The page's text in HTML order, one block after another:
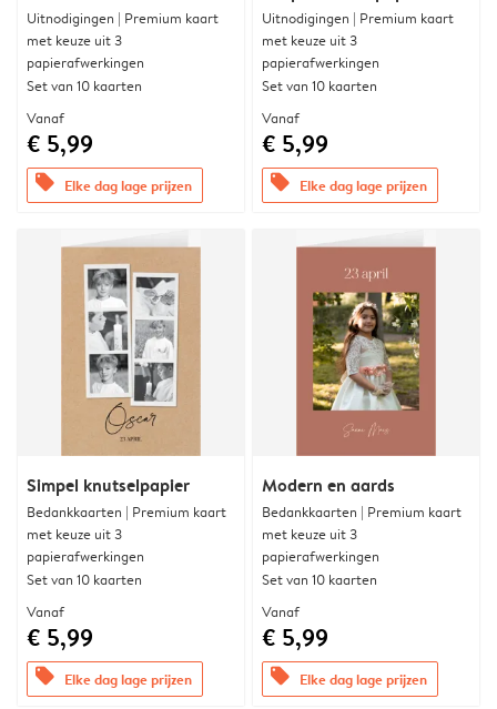
Uitnodigingen | Premium kaart
met keuze uit 3
papierafwerkingen
Set van 10 kaarten
Vanaf
€ 5,99
offers Elke dag lage prijzen
Uitnodigingen | Premium kaart
met keuze uit 3
papierafwerkingen
Set van 10 kaarten
Vanaf
€ 5,99
offers Elke dag lage prijzen
Simpel knutselpapier
Bedankkaarten | Premium kaart
met keuze uit 3
papierafwerkingen
Set van 10 kaarten
Vanaf
€ 5,99
offers Elke dag lage prijzen
Modern en aards
Bedankkaarten | Premium kaart
met keuze uit 3
papierafwerkingen
Set van 10 kaarten
Vanaf
€ 5,99
offers Elke dag lage prijzen